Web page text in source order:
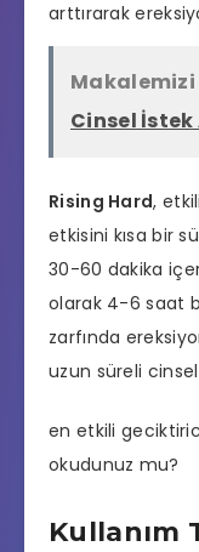
arttırarak
Makalemizi
Cinsel İstek
Rising Hard,
etkisini kısa bir
30-60 dakika
olarak 4-6 saat
zarfında
uzun süreli
en etkili
okudunuz mu?
Kullanım